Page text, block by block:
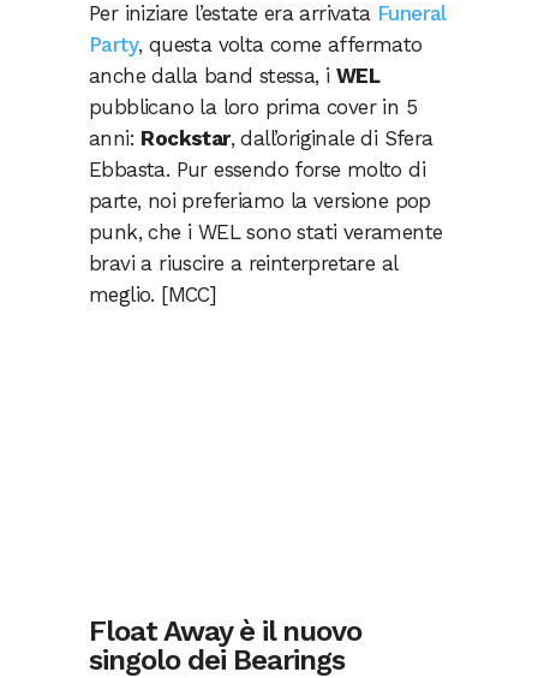
Per iniziare l’estate era arrivata Funeral
Party, questa volta come affermato
anche dalla band stessa, i WEL
pubblicano la loro prima cover in 5
anni: Rockstar, dall’originale di Sfera
Ebbasta. Pur essendo forse molto di
parte, noi preferiamo la versione pop
punk, che i WEL sono stati veramente
bravi a riuscire a reinterpretare al
meglio. [MCC]
Float Away è il nuovo
singolo dei Bearings